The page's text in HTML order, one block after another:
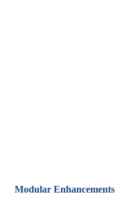
Modular Enhancements